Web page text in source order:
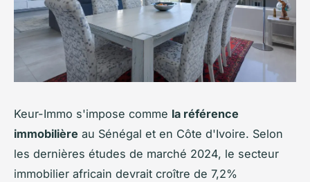
Keur-Immo s'impose comme la référence
immobilière au Sénégal et en Côte d'Ivoire. Selon
les dernières études de marché 2024, le secteur
immobilier africain devrait croître de 7,2%